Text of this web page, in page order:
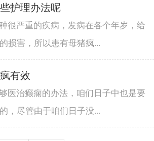
护理办法呢
很严重的疾病，发病在各个年岁，给
损害，所以患有母猪疯...
有效
医治癫痫的办法，咱们日子中也是要
，尽管由于咱们日子没...